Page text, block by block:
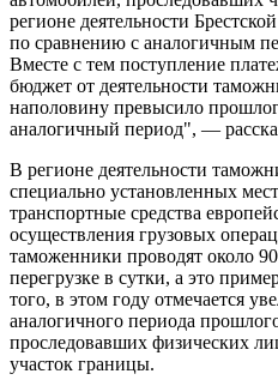
регионе деятельности
по сравнению с аналогичным
Вместе с тем поступление
бюджет от деятельности
наполовину превысило
аналогичный период", —
В регионе деятельности
специально установленных
транспортные средства
осуществления грузовых
таможенники проводят около
перегрузке в сутки, а это
того, в этом году отмечается
аналогичного периода
проследовавших физических
участок границы.